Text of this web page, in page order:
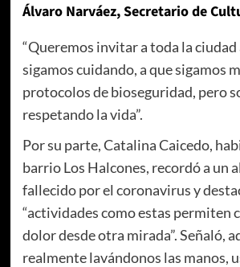
Álvaro Narváez, Secretario de
“Queremos invitar a toda la ciudad
sigamos cuidando, a que sigamos
protocolos de bioseguridad, pero
respetando la vida”.
Por su parte, Catalina Caicedo,
barrio Los Halcones, recordó a un
fallecido por el coronavirus y
“actividades como estas permiten
dolor desde otra mirada”. Señaló,
realmente lavándonos las manos,